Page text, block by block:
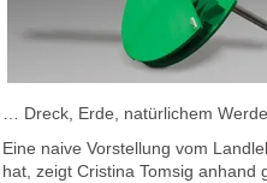
… Dreck, Erde, natürlichem
Eine naive Vorstellung vom
hat, zeigt Cristina Tomsig anhand